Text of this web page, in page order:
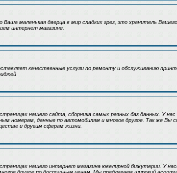
Ваша маленькая дверца в мир сладких грез, это хранитель
интернет магазине.
качественные услуги по ремонту и обслуживанию
нашего сайта, сборника самых разных баз данных. У
номерам, данные по автомобилям и многое другое. Так же
и другим сферам жизни.
нашего интернет магазина ювелирной бижутерии. У